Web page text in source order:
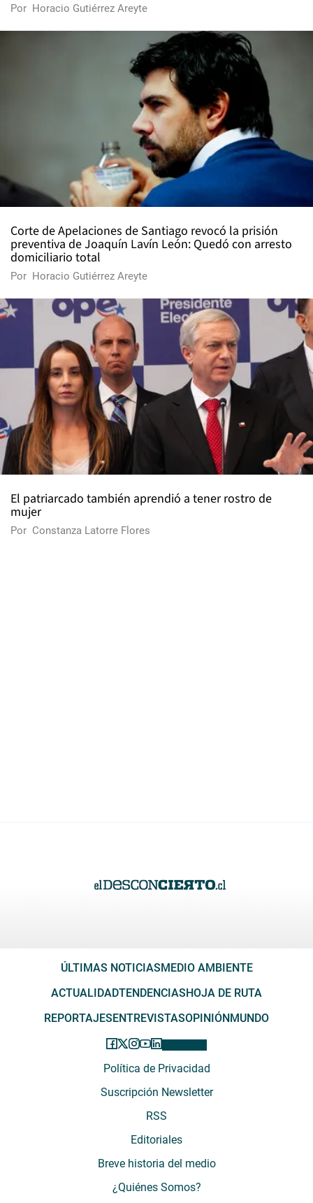
Por Horacio Gutiérrez Areyte
Corte de Apelaciones de Santiago revocó la prisión
preventiva de Joaquín Lavín León: Quedó con arresto
domiciliario total
Por Horacio Gutiérrez Areyte
El patriarcado también aprendió a tener rostro de
mujer
Por Constanza Latorre Flores
ÚLTIMAS NOTICIASMEDIO AMBIENTE
ACTUALIDADTENDENCIASHOJA DE RUTA
REPORTAJESENTREVISTASOPINIÓNMUNDO
Política de Privacidad
Suscripción Newsletter
RSS
Editoriales
Breve historia del medio
¿Quiénes Somos?